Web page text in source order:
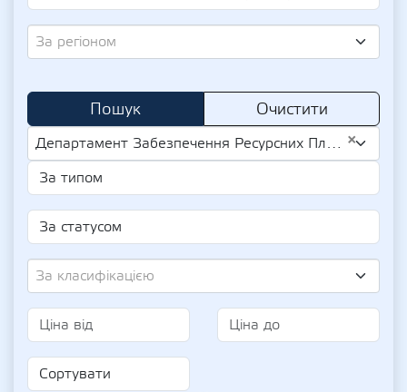
За регіоном
Пошук Очистити
×
Департамент Забезпечення Ресурсних Платежів Сумської Міської Ради (UA-EDR 40456009)
За класифікацією